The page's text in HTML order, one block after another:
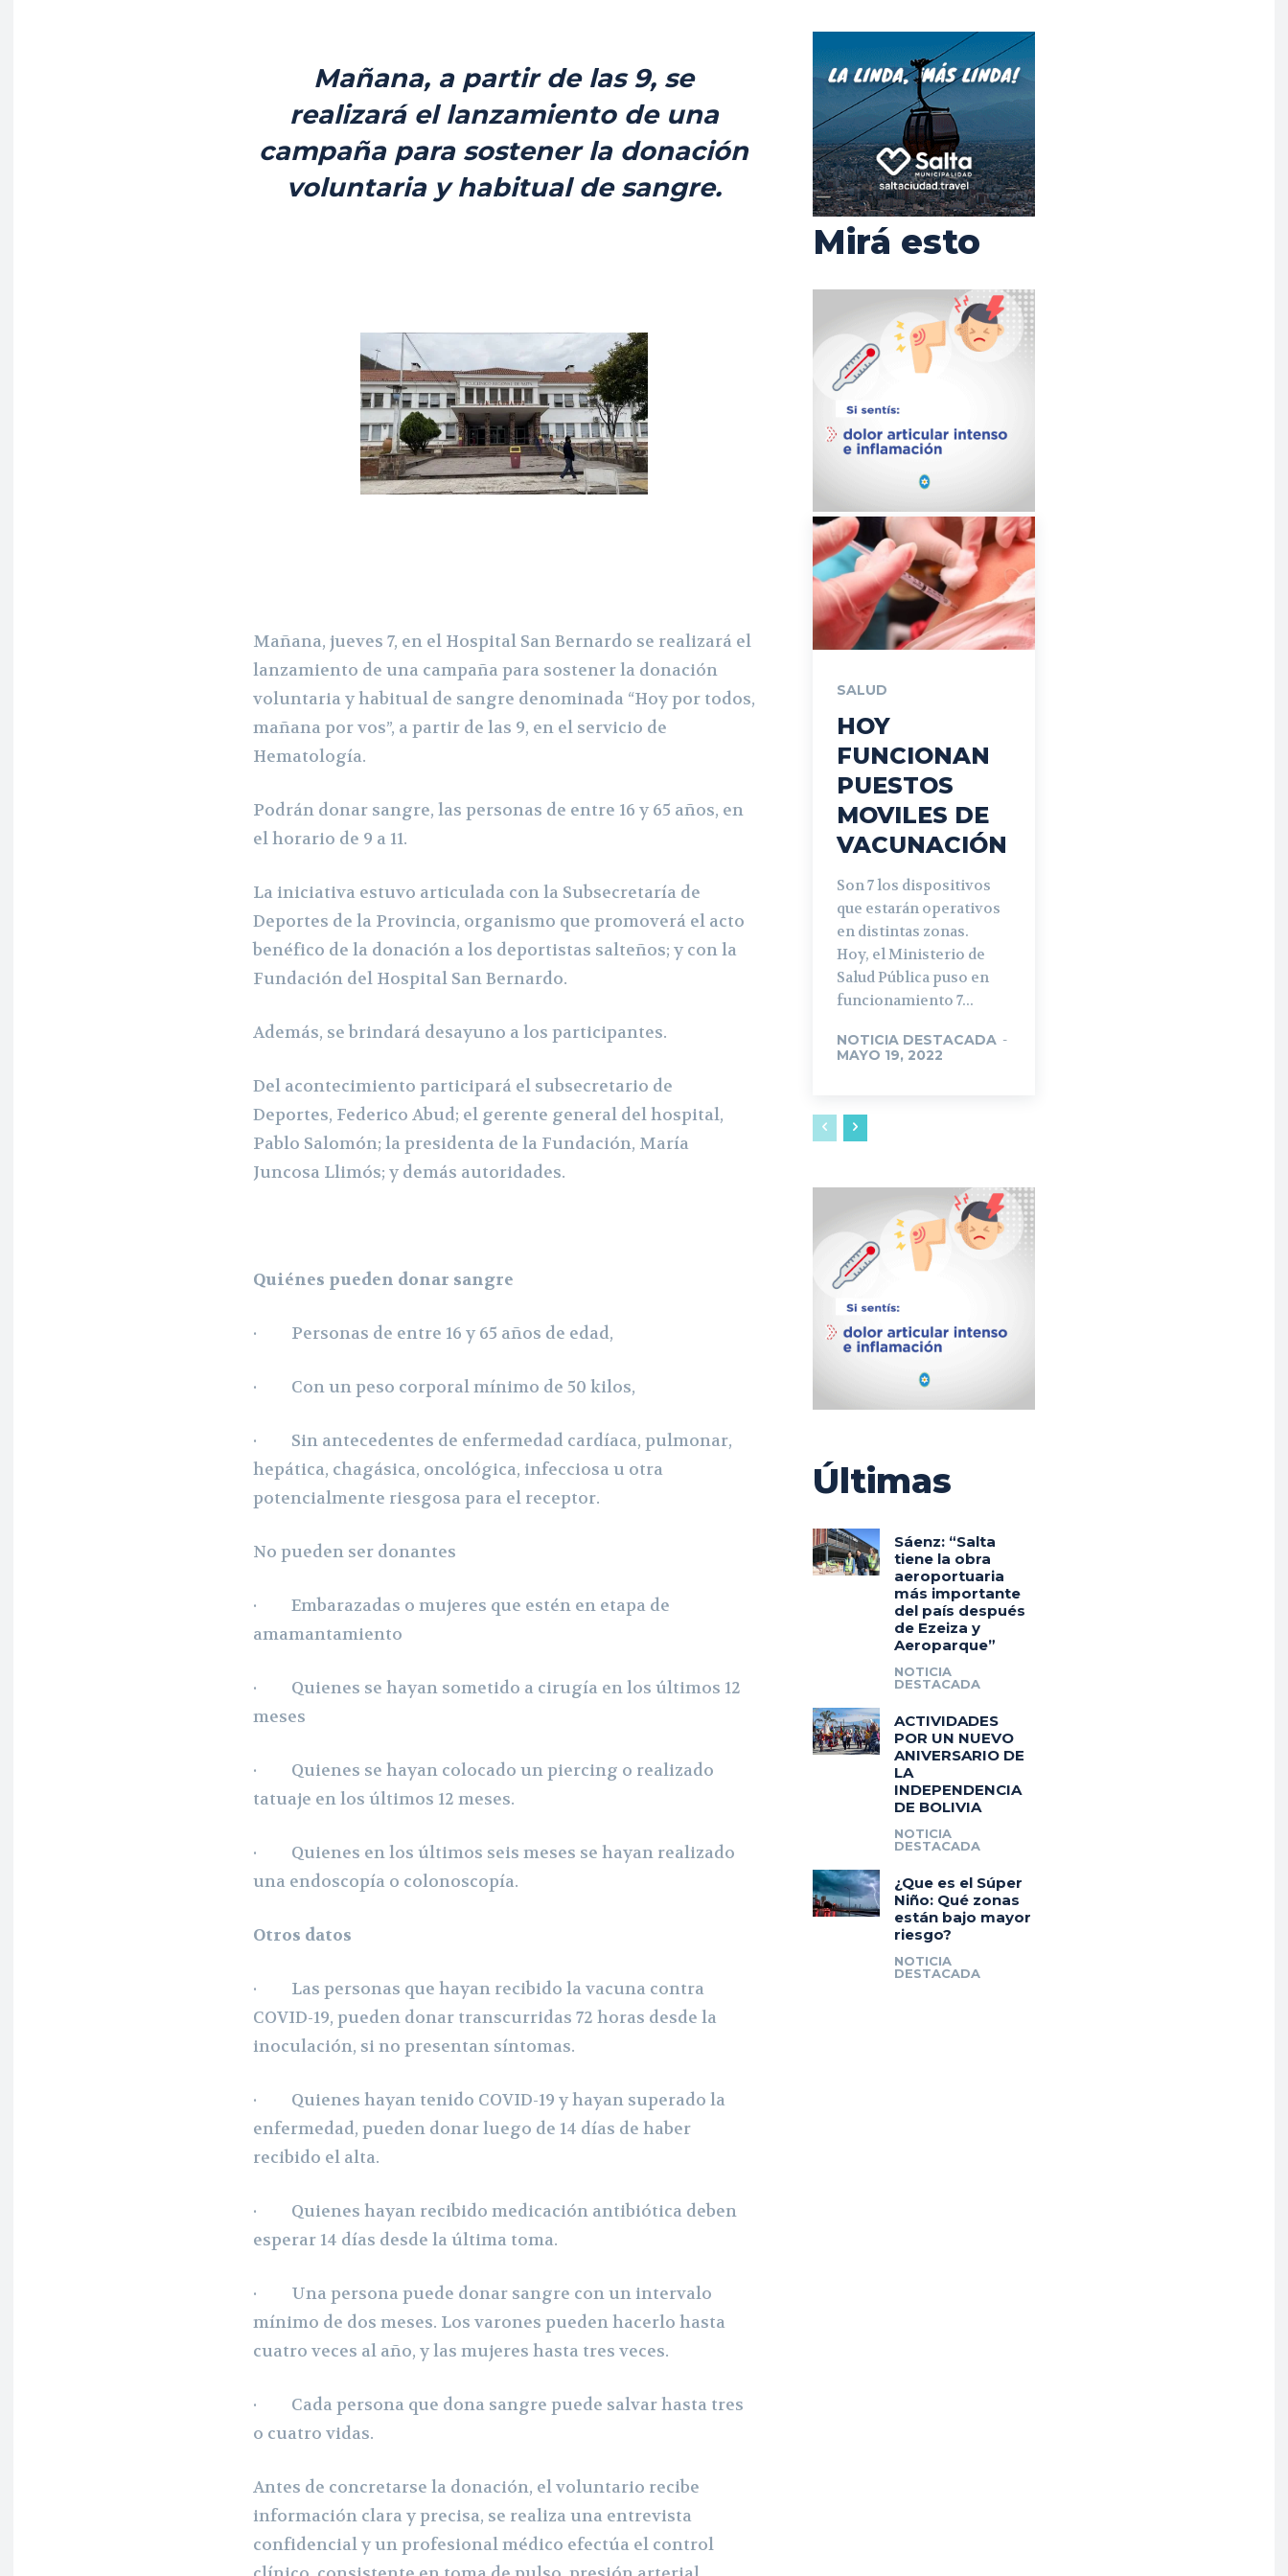
Mañana, a partir de las 9, se
realizará el lanzamiento de una
campaña para sostener la donación
voluntaria y habitual de sangre.
Mañana, jueves 7, en el Hospital San Bernardo se realizará el
lanzamiento de una campaña para sostener la donación
voluntaria y habitual de sangre denominada “Hoy por todos,
mañana por vos”, a partir de las 9, en el servicio de
Hematología.
Podrán donar sangre, las personas de entre 16 y 65 años, en
el horario de 9 a 11.
La iniciativa estuvo articulada con la Subsecretaría de
Deportes de la Provincia, organismo que promoverá el acto
benéfico de la donación a los deportistas salteños; y con la
Fundación del Hospital San Bernardo.
Además, se brindará desayuno a los participantes.
Del acontecimiento participará el subsecretario de
Deportes, Federico Abud; el gerente general del hospital,
Pablo Salomón; la presidenta de la Fundación, María
Juncosa Llimós; y demás autoridades.
Quiénes pueden donar sangre
· Personas de entre 16 y 65 años de edad,
· Con un peso corporal mínimo de 50 kilos,
· Sin antecedentes de enfermedad cardíaca, pulmonar,
hepática, chagásica, oncológica, infecciosa u otra
potencialmente riesgosa para el receptor.
No pueden ser donantes
· Embarazadas o mujeres que estén en etapa de
amamantamiento
· Quienes se hayan sometido a cirugía en los últimos 12
meses
· Quienes se hayan colocado un piercing o realizado
tatuaje en los últimos 12 meses.
· Quienes en los últimos seis meses se hayan realizado
una endoscopía o colonoscopía.
Otros datos
· Las personas que hayan recibido la vacuna contra
COVID-19, pueden donar transcurridas 72 horas desde la
inoculación, si no presentan síntomas.
· Quienes hayan tenido COVID-19 y hayan superado la
enfermedad, pueden donar luego de 14 días de haber
recibido el alta.
· Quienes hayan recibido medicación antibiótica deben
esperar 14 días desde la última toma.
· Una persona puede donar sangre con un intervalo
mínimo de dos meses. Los varones pueden hacerlo hasta
cuatro veces al año, y las mujeres hasta tres veces.
· Cada persona que dona sangre puede salvar hasta tres
o cuatro vidas.
Antes de concretarse la donación, el voluntario recibe
información clara y precisa, se realiza una entrevista
confidencial y un profesional médico efectúa el control
Mirá esto
SALUD
HOY
FUNCIONAN
PUESTOS
MOVILES DE
VACUNACIÓN
Son 7 los dispositivos
que estarán operativos
en distintas zonas.
Hoy, el Ministerio de
Salud Pública puso en
funcionamiento 7...
NOTICIA DESTACADA -
MAYO 19, 2022
Últimas
Sáenz: “Salta
tiene la obra
aeroportuaria
más importante
del país después
de Ezeiza y
Aeroparque”
NOTICIA
DESTACADA
ACTIVIDADES
POR UN NUEVO
ANIVERSARIO DE
LA
INDEPENDENCIA
DE BOLIVIA
NOTICIA
DESTACADA
¿Que es el Súper
Niño: Qué zonas
están bajo mayor
riesgo?
NOTICIA
DESTACADA